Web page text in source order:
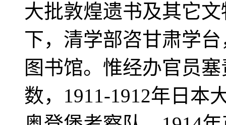
大批敦煌遗书及其它
下，清学部咨甘肃学
图书馆。惟经办官员
数，1911-1912年日本